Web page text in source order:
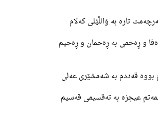
تارە بە وَاللَّیْلی کەلام
و ڕەحمی بە ڕەحمان و ڕەحیم
قەددم بە شەمشێری عەلی
عیجزە بە تەقسیمی قەسیم